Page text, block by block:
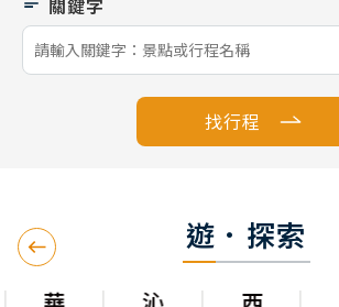
找行程
遊．探索